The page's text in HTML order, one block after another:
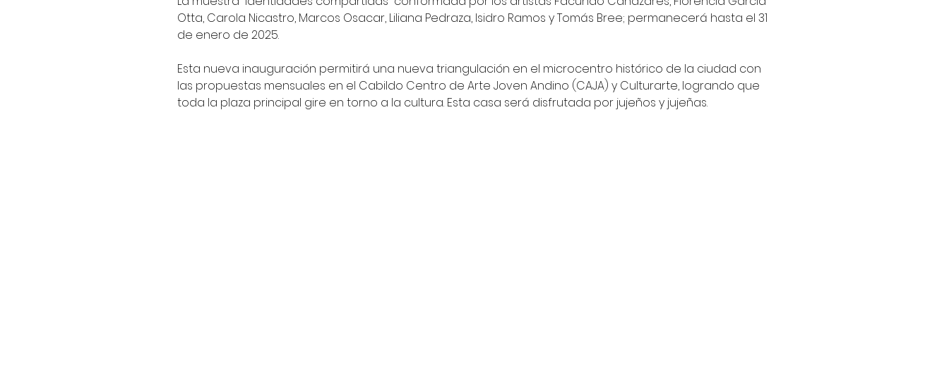
Otta, Carola Nicastro, Marcos Osacar, Liliana Pedraza, Isidro Ramos y Tomás Bree; permanecerá hasta el 31
de enero de 2025.
Esta nueva inauguración permitirá una nueva triangulación en el microcentro histórico de la ciudad con
las propuestas mensuales en el Cabildo Centro de Arte Joven Andino (CAJA) y Culturarte, logrando que
toda la plaza principal gire en torno a la cultura. Esta casa será disfrutada por jujeños y jujeñas.